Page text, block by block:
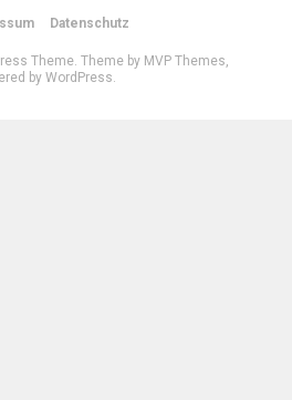
Datenschutz
Theme. Theme by MVP Themes,
by WordPress.